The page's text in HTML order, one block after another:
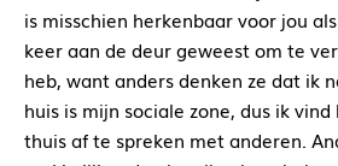
is misschien herkenbaar voor jou
keer aan de deur geweest om te
heb, want anders denken ze dat ik
huis is mijn sociale zone, dus ik
thuis af te spreken met anderen.